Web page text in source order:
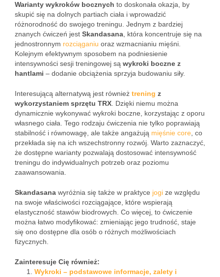
Warianty wykroków bocznych to doskonała okazja, by
skupić się na dolnych partiach ciała i wprowadzić
różnorodność do swojego treningu. Jednym z bardziej
znanych ćwiczeń jest Skandasana , która koncentruje się na
jednostronnym rozciąganiu oraz wzmacnianiu mięśni.
Kolejnym efektywnym sposobem na podniesienie
intensywności sesji treningowej są wykroki boczne z
hantlami – dodanie obciążenia sprzyja budowaniu siły.
Interesującą alternatywą jest również trening z
wykorzystaniem sprzętu TRX . Dzięki niemu można
dynamicznie wykonywać wykroki boczne, korzystając z oporu
własnego ciała. Tego rodzaju ćwiczenia nie tylko poprawiają
stabilność i równowagę, ale także angażują mięśnie core , co
przekłada się na ich wszechstronny rozwój. Warto zaznaczyć,
że dostępne warianty pozwalają dostosować intensywność
treningu do indywidualnych potrzeb oraz poziomu
zaawansowania.
Skandasana wyróżnia się także w praktyce jogi ze względu
na swoje właściwości rozciągające, które wspierają
elastyczność stawów biodrowych. Co więcej, to ćwiczenie
można łatwo modyfikować: zmieniając jego trudność, staje
się ono dostępne dla osób o różnych możliwościach
fizycznych.
Zainteresuje Cię również:
Wykroki – podstawowe informacje, zalety i